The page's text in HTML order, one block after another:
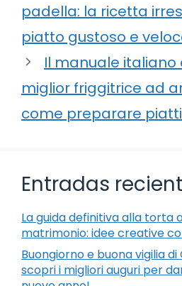
padella: la ricetta
piatto gustoso e
Il manuale
miglior friggitrice ad
come preparare
Entradas
La guida definitiva alla torta
matrimonio: idee creative
Buongiorno e buona vigilia di
scopri i migliori auguri per